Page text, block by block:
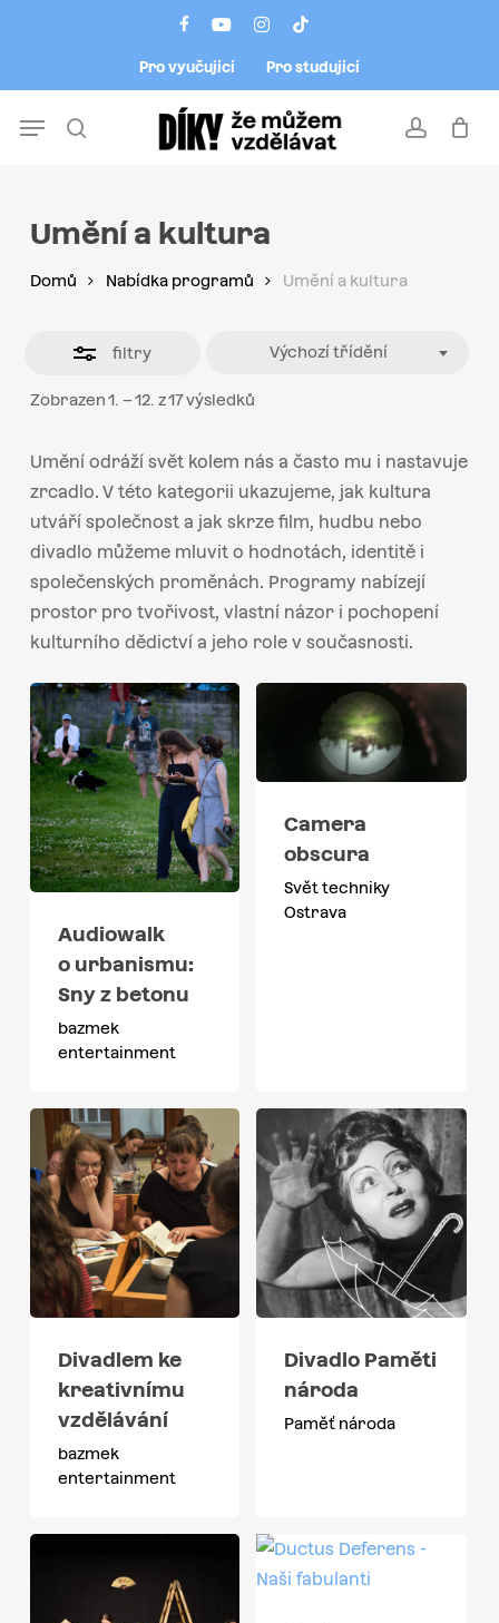
facebookyoutubeinstagram
tiktok
Pro vyučující Pro studující
account
Menu
Umění a kultura
Domů Nabídka programů Umění a kultura
filtry
Zobrazen 1. – 12. z 17 výsledků
Výchozí třídění
Umění odráží svět kolem nás a často mu i nastavuje
zrcadlo. V této kategorii ukazujeme, jak kultura
utváří společnost a jak skrze film, hudbu nebo
divadlo můžeme mluvit o hodnotách, identitě i
společenských proměnách. Programy nabízejí
prostor pro tvořivost, vlastní názor i pochopení
kulturního dědictví a jeho role v současnosti.
Audiowalk
o urbanismu:
Sny z betonu
bazmek
entertainment
Camera
obscura
Svět techniky
Ostrava
Divadlem ke
kreativnímu
vzdělávání
bazmek
entertainment
Divadlo Paměti
národa
Paměť národa